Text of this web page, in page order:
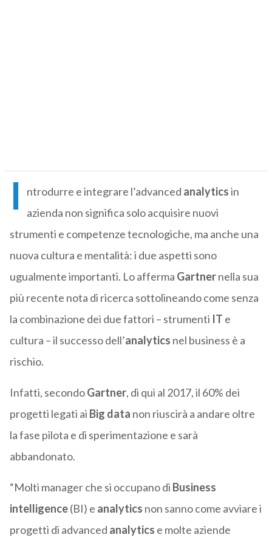
I ntrodurre e integrare l’advanced analyticsin
azienda non significa solo acquisire nuovi
strumenti e competenze tecnologiche, ma anche una
nuova cultura e mentalità: i due aspetti sono
ugualmente importanti. Lo afferma Gartnernella sua
più recente nota di ricerca sottolineando come senza
la combinazione dei due fattori – strumenti IT e
cultura – il successo dell’analytics nel business è a
rischio.
Infatti, secondoGartner, di qui al 2017, il 60% dei
progetti legati ai Big data non riuscirà a andare oltre
la fase pilota e di sperimentazione e sarà
abbandonato.
“Molti manager che si occupano di Business
intelligence(BI) e analytics non sanno come avviare i
progetti di advanced analytics e molte aziende